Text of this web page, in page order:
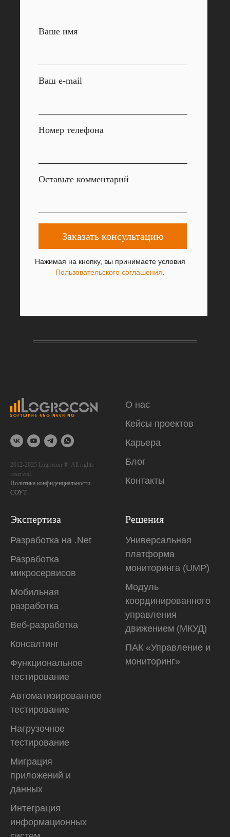
Ваше имя
Ваш e-mail
Номер телефона
Оставьте комментарий
Заказать консультацию
Нажимая на кнопку, вы принимаете условия
Пользовательского соглашения.
2012-2025 Logrocon ®. All rights
reserved.
Политика конфиденциальности
СОУТ
О нас
Кейсы проектов
Карьера
Блог
Контакты
Экспертиза
Разработка на .Net
Разработка
микросервисов
Мобильная
разработка
Веб-разработка
Консалтинг
Функциональное
тестирование
Автоматизирован­ное
тестирование
Нагрузочное
тестирование
Миграция
приложений и
данных
Интеграция
информационных
Решения
Универсальная
платформа
мониторинга (UMP)
Модуль
координированного
управления
движением (МКУД)
ПАК «Управление и
мониторинг»